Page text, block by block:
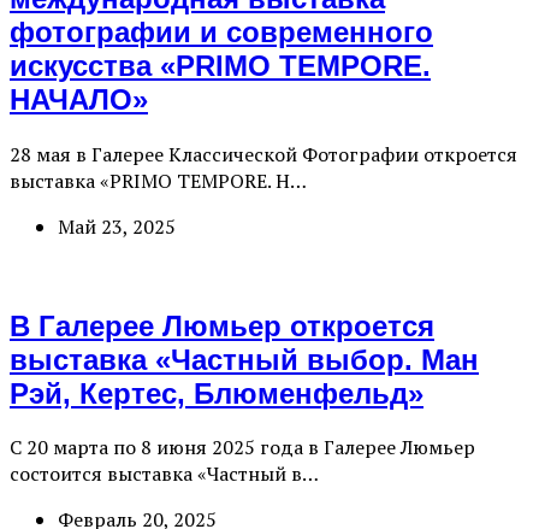
фотографии и современного
искусства «PRIMO TEMPORE.
НАЧАЛО»
28 мая в Галерее Классической Фотографии откроется
выставка «PRIMO TEMPORE. Н…
Май 23, 2025
В Галерее Люмьер откроется
выставка «‎Частный выбор. Ман
Рэй, Кертес, Блюменфельд»
С 20 марта по 8 июня 2025 года в Галерее Люмьер
состоится выставка «‎Частный в…
Февраль 20, 2025